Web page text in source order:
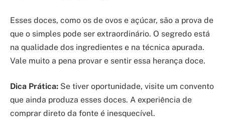
Esses doces, como os de ovos e açúcar, são a prova de
que o simples pode ser extraordinário. O segredo está
na qualidade dos ingredientes e na técnica apurada.
Vale muito a pena provar e sentir essa herança doce.
Dica Prática: Se tiver oportunidade, visite um convento
que ainda produza esses doces. A experiência de
comprar direto da fonte é inesquecível.